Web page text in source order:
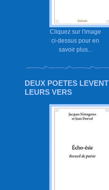
Cliquez sur l'image
ci-dessus pour en
savoir plus...
DEUX POETES LEVENT
LEURS VERS